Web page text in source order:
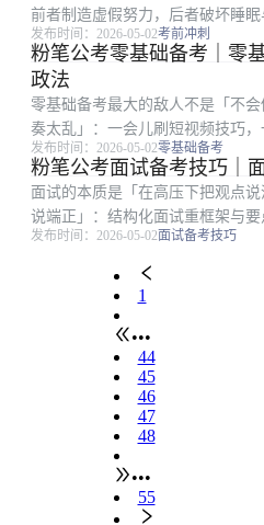
前者制造虚假努力，后者破坏睡眠
经验的路径，是「减量增效」：把
把仍会错的题练到不再重复。碎片
题。 粉笔教研常...
发布时间：2026-05-02考前冲刺
粉笔公考零基础备考｜零
政法
零基础备考最大的敌人不是「不
奏太乱」：一会儿刷短视频技巧，
练时间却被切碎。对第一次接触公
「考什么、怎么考、我缺什么」三
要。建立国家机构...
发布时间：2026-05-02零基础备考
粉笔公考面试备考技巧｜
面试的本质是「在高压下把观点
说端正」：结构化面试重框架与要
推进，结构化小组则在答题之外增
名靠前却在面试被逆袭，往往不
架散、案例空。藏...
发布时间：2026-05-02面试备考技巧
1
•••
44
45
46
47
48
•••
55